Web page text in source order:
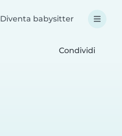
Diventa babysitter
Condividi